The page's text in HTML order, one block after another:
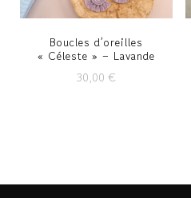
Boucles d’oreilles
« Céleste » – Lavande
30,00€